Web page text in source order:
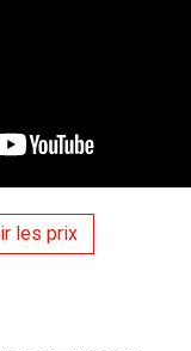
les prix